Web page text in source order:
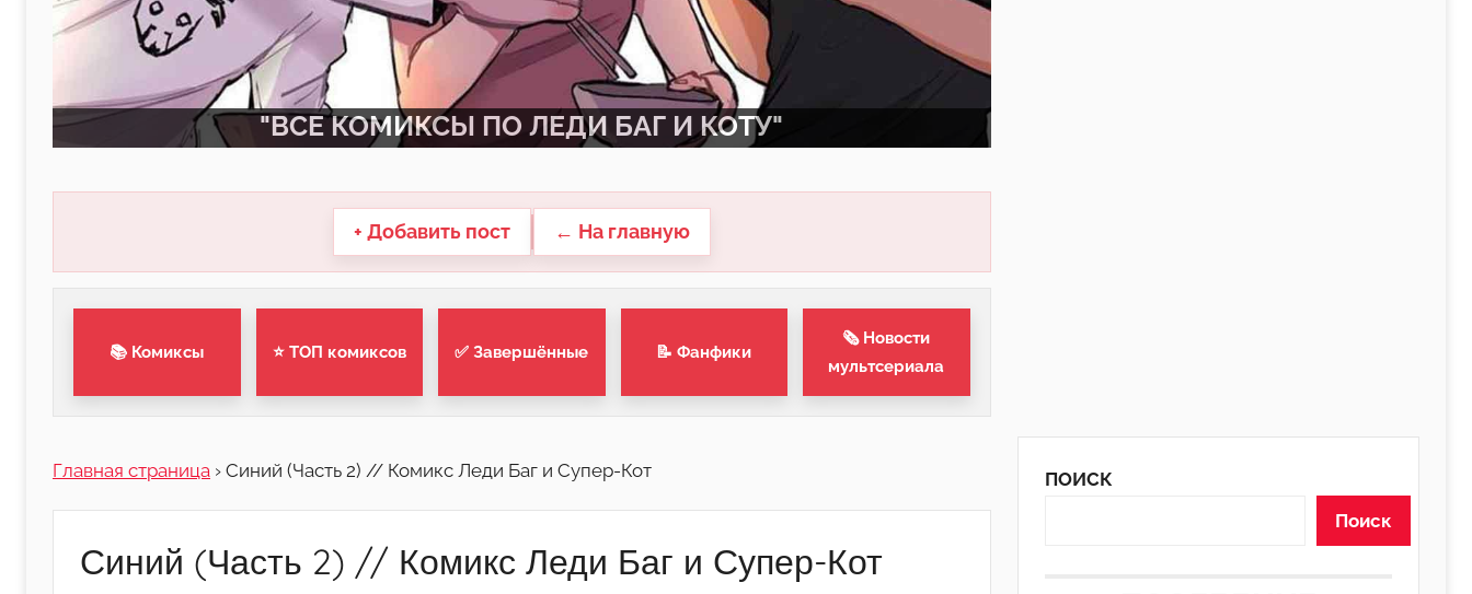
"ВСЕ КОМИКСЫ ПО ЛЕДИ БАГ И КОТУ"
+ Добавить пост ← На главную
📚 Комиксы ⭐ ТОП комиксов ✅ Завершённые 📝 Фанфики
🗞 Новости
мультсериала
Главная страница › Синий (Часть 2) // Комикс Леди Баг и Супер-Кот
Синий (Часть 2) // Комикс Леди Баг и Супер-Кот
ПОИСК
Поиск